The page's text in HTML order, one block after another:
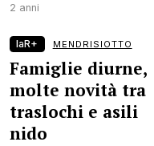
2 anni
laR+ MENDRISIOTTO
Famiglie diurne,
molte novità tra
traslochi e asili
nido